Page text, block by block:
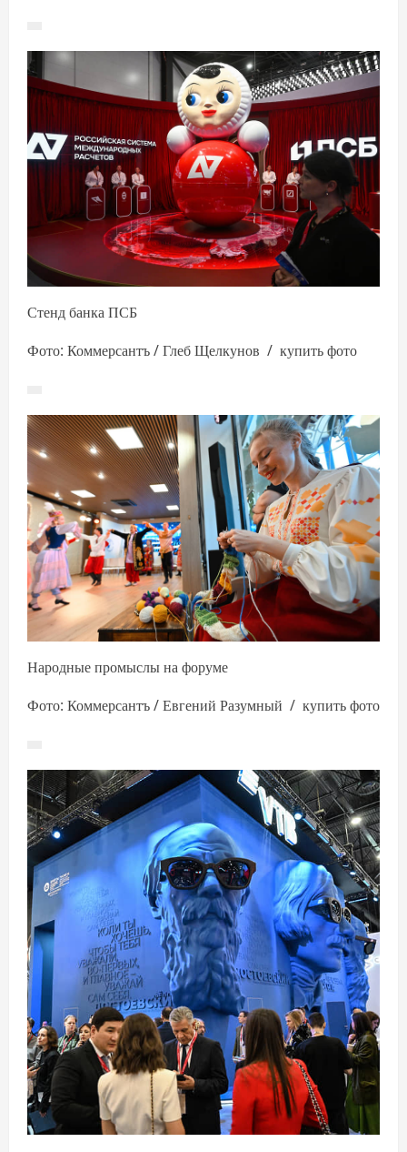
Стенд банка ПСБ
Фото: Коммерсантъ / Глеб Щелкунов / купить фото
Народные промыслы на форуме
Фото: Коммерсантъ / Евгений Разумный / купить фото